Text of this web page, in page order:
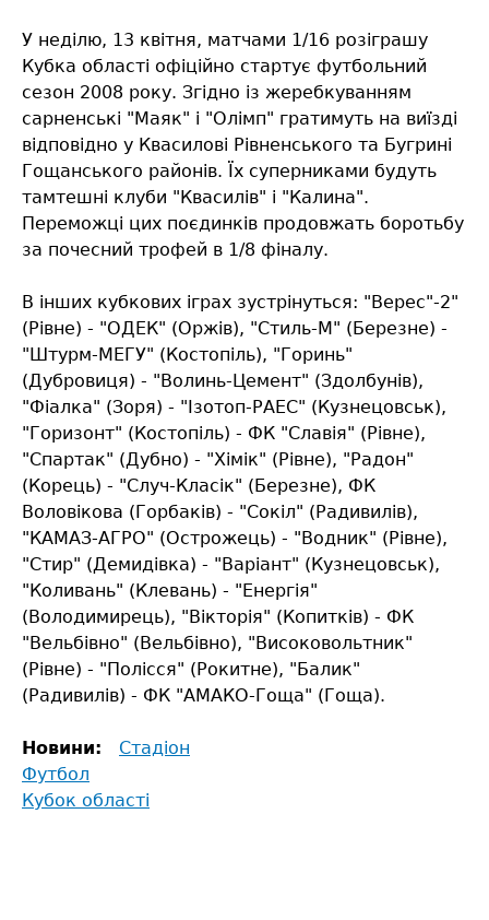
У неділю, 13 квітня, матчами 1/16 розіграшу
Кубка області офіційно стартує футбольний
сезон 2008 року. Згідно із жеребкуванням
сарненські "Маяк" і "Олімп" гратимуть на виїзді
відповідно у Квасилові Рівненського та Бугрині
Гощанського районів. Їх суперниками будуть
тамтешні клуби "Квасилів" і "Калина".
Переможці цих поєдинків продовжать боротьбу
за почесний трофей в 1/8 фіналу.
В інших кубкових іграх зустрінуться: "Верес"-2"
(Рівне) - "ОДЕК" (Оржів), "Стиль-М" (Березне) -
"Штурм-МЕГУ" (Костопіль), "Горинь"
(Дубровиця) - "Волинь-Цемент" (Здолбунів),
"Фіалка" (Зоря) - "Ізотоп-РАЕС" (Кузнецовськ),
"Горизонт" (Костопіль) - ФК "Славія" (Рівне),
"Спартак" (Дубно) - "Хімік" (Рівне), "Радон"
(Корець) - "Случ-Класік" (Березне), ФК
Воловікова (Горбаків) - "Сокіл" (Радивилів),
"КАМАЗ-АГРО" (Острожець) - "Водник" (Рівне),
"Стир" (Демидівка) - "Варіант" (Кузнецовськ),
"Коливань" (Клевань) - "Енергія"
(Володимирець), "Вікторія" (Копитків) - ФК
"Вельбівно" (Вельбівно), "Високовольтник"
(Рівне) - "Полісся" (Рокитне), "Балик"
(Радивилів) - ФК "АМАКО-Гоща" (Гоща).
Новини:
Стадіон
Футбол
Кубок області